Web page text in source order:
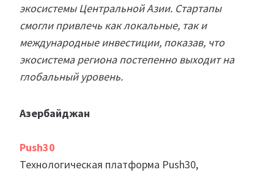
экосистемы Центральной Азии. Стартапы
смогли привлечь как локальные, так и
международные инвестиции, показав, что
экосистема региона постепенно выходит на
глобальный уровень.
Азербайджан
Push30
Технологическая платформа Push30,